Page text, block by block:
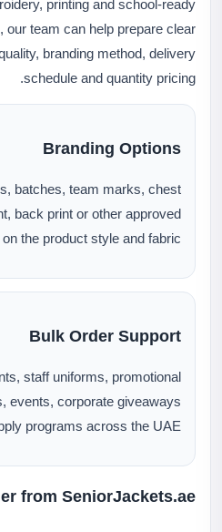
printing and school-ready
our team can help prepare clear
branding method, delivery
schedule and quantity pricing.
Branding Options
batches, team marks, chest
back print or other approved
the product style and fabric.
Bulk Order Support
staff uniforms, promotional
events, corporate giveaways
programs across the UAE.
from SeniorJackets.ae?